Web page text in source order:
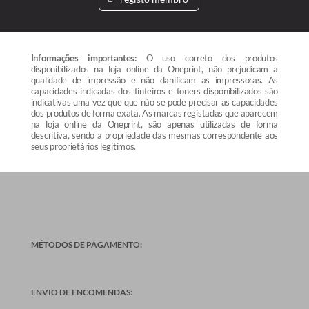
Informações importantes: O uso correto dos produtos
disponibilizados na loja online da Oneprint, não prejudicam a
qualidade de impressão e não danificam as impressoras. As
capacidades indicadas dos tinteiros e toners disponibilizados são
indicativas uma vez que que não se pode precisar as capacidades
dos produtos de forma exata. As marcas registadas que aparecem
na loja online da Oneprint, são apenas utilizadas de forma
descritiva, sendo a propriedade das mesmas correspondente aos
seus proprietários legítimos.
MÉTODOS DE PAGAMENTO:
ENVIO DE ENCOMENDAS: